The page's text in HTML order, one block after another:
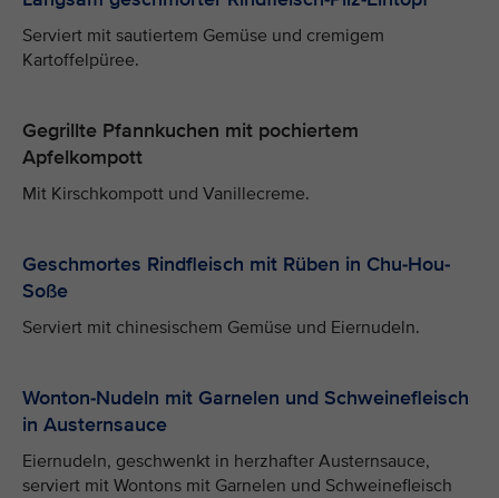
Serviert mit sautiertem Gemüse und cremigem
Kartoffelpüree.
Gegrillte Pfannkuchen mit pochiertem
Apfelkompott
Mit Kirschkompott und Vanillecreme.
Geschmortes Rindfleisch mit Rüben in Chu-Hou-
Soße
Serviert mit chinesischem Gemüse und Eiernudeln.
Wonton-Nudeln mit Garnelen und Schweinefleisch
in Austernsauce
Eiernudeln, geschwenkt in herzhafter Austernsauce,
serviert mit Wontons mit Garnelen und Schweinefleisch